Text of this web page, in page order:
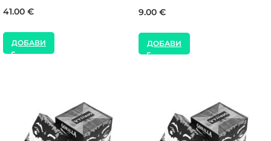
41.00 €
ДОБАВИ
9.00 €
ДОБАВИ